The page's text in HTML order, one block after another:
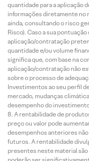
quantidade para a aplicação
informações diretamente no
ainda, consultando o risco
Risco). Caso a sua
aplicação/contratação
quantidade e/ou volume
significa que, com base na
aplicação/contratação não
sobre o processo de
Investimentos ao seu perfil
mercado, mudanças
desempenho do
A rentabilidade de
preço ou valor pode
desempenhos anteriores
futuros. A rentabilidade
presentes neste material